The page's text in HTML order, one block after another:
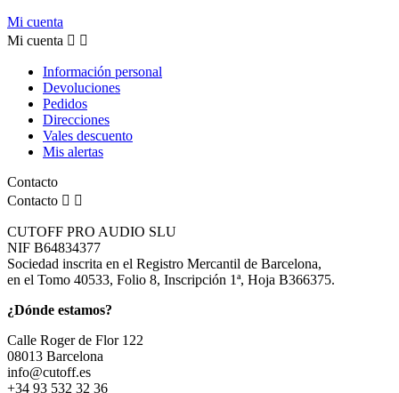
Mi cuenta
Mi cuenta  
Información personal
Devoluciones
Pedidos
Direcciones
Vales descuento
Mis alertas
Contacto
Contacto  
CUTOFF PRO AUDIO SLU
NIF B64834377
Sociedad inscrita en el Registro Mercantil de Barcelona,
en el Tomo 40533, Folio 8, Inscripción 1ª, Hoja B366375.
¿Dónde estamos?
Calle Roger de Flor 122
08013 Barcelona
info@cutoff.es
+34 93 532 32 36